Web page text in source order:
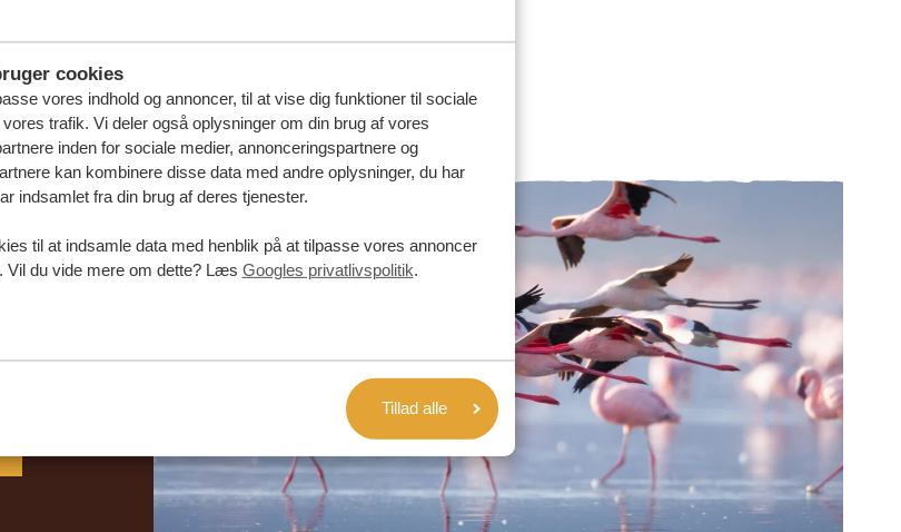
cookies
vores indhold og annoncer, til at vise dig funktioner til sociale
trafik. Vi deler også oplysninger om din brug af vores
inden for sociale medier, annonceringspartnere og
kan kombinere disse data med andre oplysninger, du har
indsamlet fra din brug af deres tjenester.
til at indsamle data med henblik på at tilpasse vores annoncer
Vil du vide mere om dette? Læs Googles privatlivspolitik.
Tillad alle